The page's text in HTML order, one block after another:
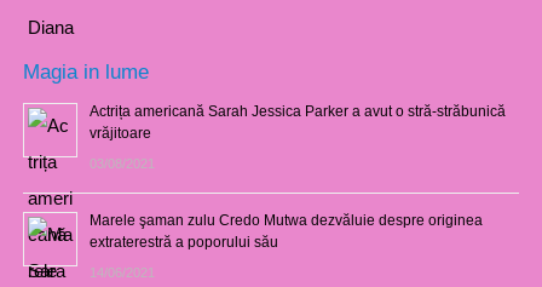
Magia in lume
Actrița americană Sarah Jessica Parker a avut o stră-străbunică
vrăjitoare
03/08/2021
Marele şaman zulu Credo Mutwa dezvăluie despre originea
extraterestră a poporului său
14/06/2021